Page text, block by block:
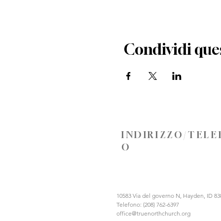
Condividi
INDIRIZZO/
O
10583 Via del governo N, Hayden, ID
Telefono: (208) 762-6397
office@truenorthchurch.org